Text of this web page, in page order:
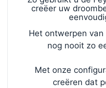
creëer uw
Het ontwerpen
nog nooit zo
Met onze
creëren dat